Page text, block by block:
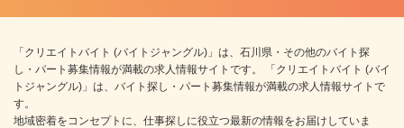
「クリエイトバイト (バイトジャングル)」は、石川県・その他のバイト探
し・パート募集情報が満載の求人情報サイトです。 「クリエイトバイト (バイ
トジャングル)」は、バイト探し・パート募集情報が満載の求人情報サイトで
す。
地域密着をコンセプトに、仕事探しに役立つ最新の情報をお届けしていま